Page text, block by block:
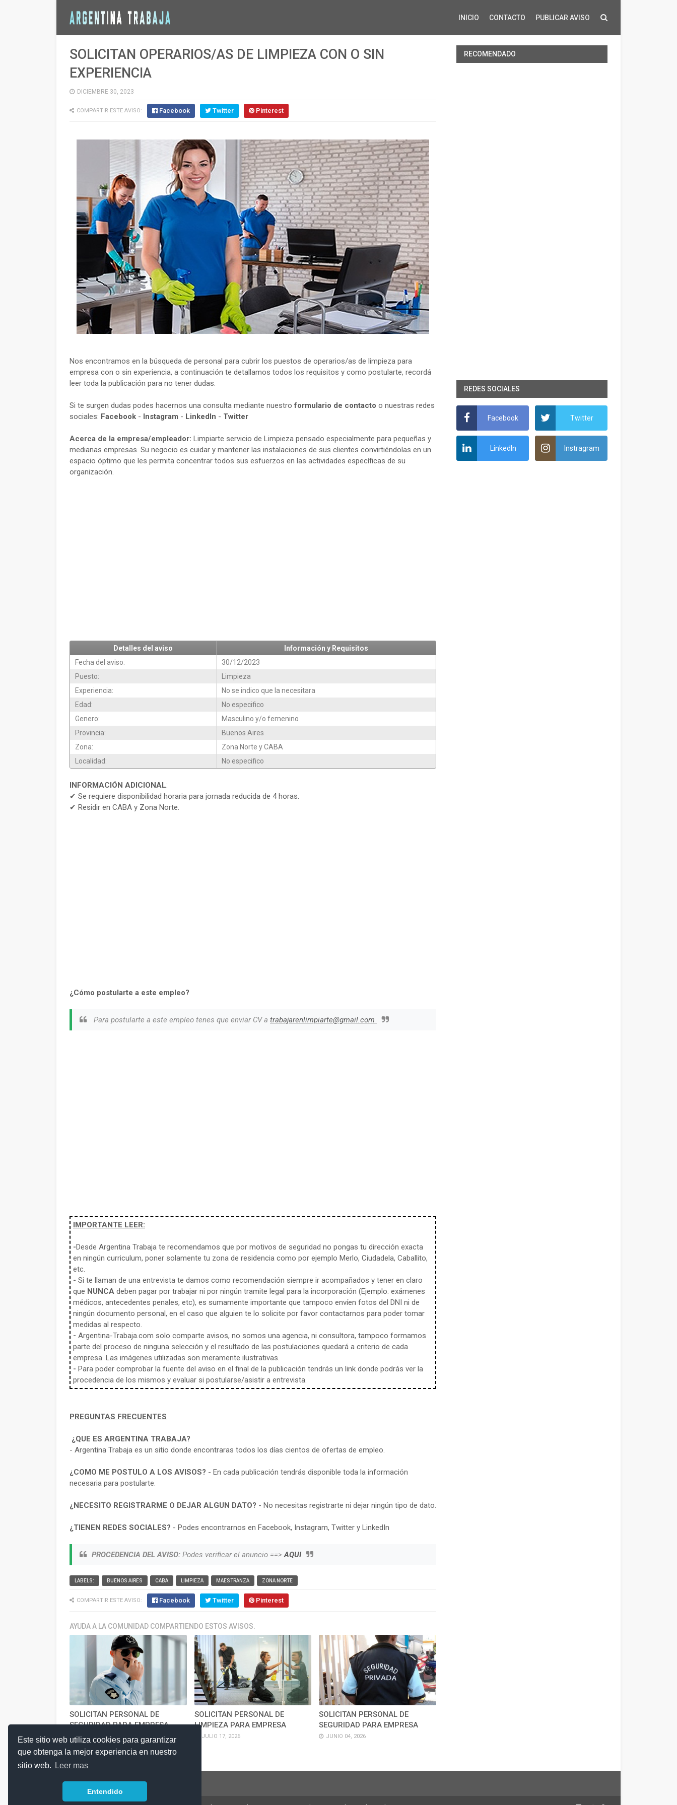
Este sitio web utiliza cookies para garantizar
que obtenga la mejor experiencia en nuestro
sitio web.
Leer mas
Entendido
INICIO CONTACTO PUBLICAR AVISO
SOLICITAN OPERARIOS/AS DE LIMPIEZA CON O SIN
EXPERIENCIA
DICIEMBRE 30, 2023
COMPARTIR ESTE AVISO: Facebook Twitter Pinterest
Nos encontramos en la búsqueda de personal para cubrir los puestos de operarios/as de limpieza para
empresa con o sin experiencia, a continuación te detallamos todos los requisitos y como postularte, recordá
leer toda la publicación para no tener dudas.
Si te surgen dudas podes hacernos una consulta mediante nuestroformulario de contacto o nuestras redes
sociales: Facebook - Instagram - LinkedIn - Twitter
Acerca de la empresa/empleador: Limpiarte servicio de Limpieza pensado especialmente para pequeñas y
medianas empresas. Su negocio es cuidar y mantener las instalaciones de sus clientes convirtiéndolas en un
espacio óptimo que les permita concentrar todos sus esfuerzos en las actividades específicas de su
organización.
Detalles del aviso
Información y Requisitos
Fecha del aviso:
30/12/2023
Puesto:
Limpieza
Experiencia:
No se indico que la necesitara
Edad:
No especifico
Genero:
Masculino y/o femenino
Provincia:
Buenos Aires
Zona:
Zona Norte y CABA
Localidad:
No especifico
INFORMACIÓN ADICIONAL:
✔ Se requiere disponibilidad horaria para jornada reducida de 4 horas.
✔ Residir en CABA y Zona Norte.
¿Cómo postularte a este empleo?
Para postularte a este empleo tenes que enviar CV a trabajarenlimpiarte@gmail.com
IMPORTANTE LEER:
-Desde Argentina Trabaja te recomendamos que por motivos de seguridad no pongas tu dirección exacta
en ningún curriculum, poner solamente tu zona de residencia como por ejemplo Merlo, Ciudadela, Caballito,
etc.
- Si te llaman de una entrevista te damos como recomendación siempre ir acompañados y tener en claro
que NUNCA deben pagar por trabajar ni por ningún tramite legal para la incorporación (Ejemplo: exámenes
médicos, antecedentes penales, etc), es sumamente importante que tampoco envíen fotos del DNI ni de
ningún documento personal, en el caso que alguien te lo solicite por favor contactarnos para poder tomar
medidas al respecto.
- Argentina-Trabaja.com solo comparte avisos, no somos una agencia, ni consultora, tampoco formamos
parte del proceso de ninguna selección y el resultado de las postulaciones quedará a criterio de cada
empresa. Las imágenes utilizadas son meramente ilustrativas.
- Para poder comprobar la fuente del aviso en el final de la publicación tendrás un link donde podrás ver la
procedencia de los mismos y evaluar si postularse/asistir a entrevista.
PREGUNTAS FRECUENTES
¿QUE ES ARGENTINA TRABAJA?
- Argentina Trabaja es un sitio donde encontraras todos los días cientos de ofertas de empleo.
¿COMO ME POSTULO A LOS AVISOS? - En cada publicación tendrás disponible toda la información
necesaria para postularte.
¿NECESITO REGISTRARME O DEJAR ALGUN DATO? - No necesitas registrarte ni dejar ningún tipo de dato.
¿TIENEN REDES SOCIALES? - Podes encontrarnos en Facebook, Instagram, Twitter y LinkedIn
PROCEDENCIA DEL AVISO: Podes verificar el anuncio ==>AQUI
LABELS: BUENOS AIRES CABA LIMPIEZA MAESTRANZA ZONA NORTE
COMPARTIR ESTE AVISO: Facebook Twitter Pinterest
AYUDA A LA COMUNIDAD COMPARTIENDO ESTOS AVISOS.
SOLICITAN PERSONAL DE
SEGURIDAD PARA EMPRESA
JULIO 17, 2026
SOLICITAN PERSONAL DE
LIMPIEZA PARA EMPRESA
JULIO 17, 2026
SOLICITAN PERSONAL DE
SEGURIDAD PARA EMPRESA
JUNIO 04, 2026
RECOMENDADO
REDES SOCIALES
Facebook Twitter
LinkedIn Instragram